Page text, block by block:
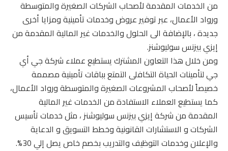
من الخدمات المقدمة لأصحاب الشركات الصغيرة والمتوسطة
ورواد الأعمال، عبر توفير عروض وخدمات تأمينية ومزايا أخرى
جديدة ، بالإضافة الى الحلول والخدمات غير المالية المقدمة من
إيزي بيزنس سوليوشنز.
ومن خلال هذا التعاون المشترك يستطيع عملاء شركة جي أي
جي لتأمينات الحياة التكافلى التمتع بباقات تأمينية مصممة
خصيصاً لأصحاب المشروعات الصغيرة والمتوسطة ورواد الأعمال،
كما يستطيع العملاء الاستفادة من الخدمات غير المالية
المقدمة من شركة إيزي بيزنس سوليوشنز ، مثل خدمات تأسيس
الشركات و الاستشارات القانونية وخطط التسويق و الدعاية
والإعلان وخدمات التوظيف والتدريب بخصم خاص يصل إلي 30%.